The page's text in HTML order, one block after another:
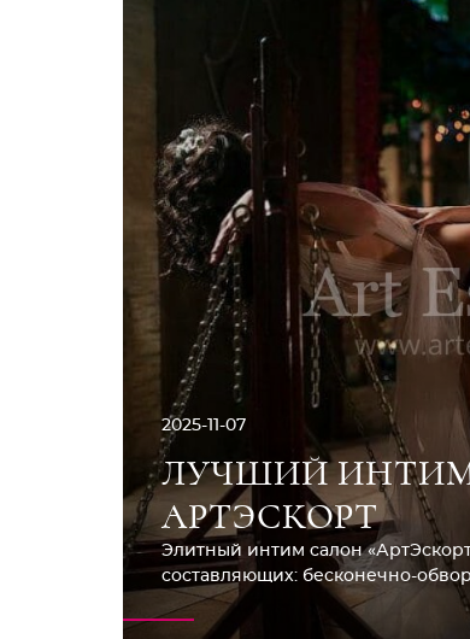
2025-11-07
ЛУЧШИЙ
АРТЭСКОРТ
Элитный интим салон
составляющих: бесконечно-